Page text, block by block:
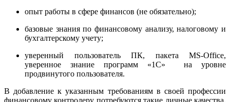
опыт работы в сфере финансов (не обязательно);
базовые знания по финансовому анализу, налоговому и
бухгалтерскому учету;
уверенный пользователь ПК, пакета MS-Office,
уверенное знание программ «1С» на уровне
продвинутого пользователя.
В добавление к указанным требованиям в своей профессии